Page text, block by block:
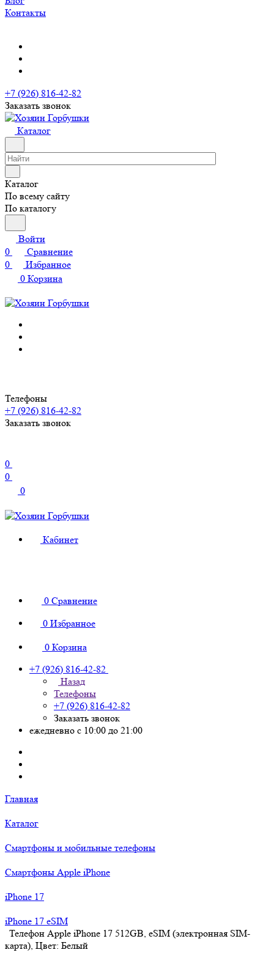
Контакты
+7 (926) 816-42-82
Заказать звонок
Каталог
Каталог
По всему сайту
По каталогу
Войти
0
Сравнение
0
Избранное
0 Корзина
Телефоны
+7 (926) 816-42-82
Заказать звонок
0
0
0
Кабинет
0 Сравнение
0 Избранное
0 Корзина
+7 (926) 816-42-82
Назад
Телефоны
+7 (926) 816-42-82
Заказать звонок
ежедневно с 10:00 до 21:00
Главная
Каталог
Смартфоны и мобильные телефоны
Смартфоны Apple iPhone
iPhone 17
iPhone 17 eSIM
Телефон Apple iPhone 17 512GB, eSIM (электронная SIM-
карта), Цвет: Белый